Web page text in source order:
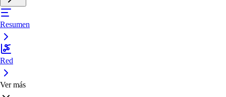
Resumen
Red
Ver más